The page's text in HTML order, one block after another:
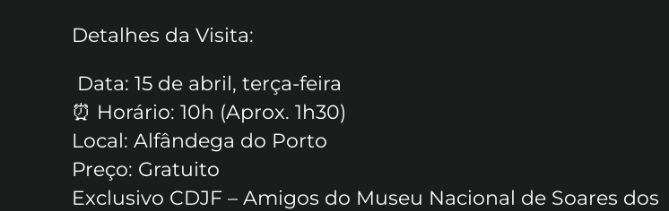
Detalhes da Visita:
️ Data: 15 de abril, terça-feira
⏰ Horário: 10h (Aprox. 1h30)
Local: Alfândega do Porto
Preço: Gratuito
Exclusivo CDJF – Amigos do Museu Nacional de Soares dos